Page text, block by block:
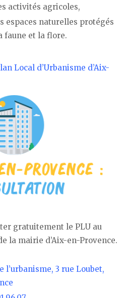
activités agricoles,
espaces naturelles protégés
faune et la flore.
Local d’Urbanisme d’Aix-
gratuitement le PLU au
la mairie d’Aix-en-Provence.
l’urbanisme, 3 rue Loubet,